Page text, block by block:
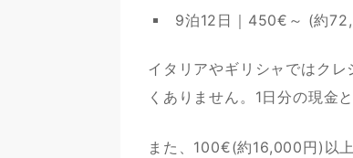
9泊12日｜450€～ (約
イタリアやギリシャではク
くありません。1日分の現金
また、100€(約16,000円)以